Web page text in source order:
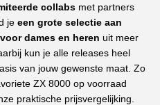
collabsmet partners
je een grote selectie aan
dames en heren uit meer
kun je alle releases heel
van jouw gewenste maat. Zo
ZX 8000 op voorraad
praktische prijsvergelijking.